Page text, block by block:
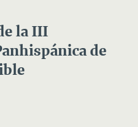
la III
de